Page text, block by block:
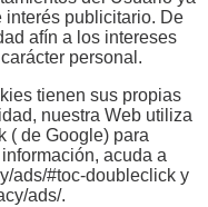
interés publicitario. De
afín a los intereses
personal.
tienen sus propias
nuestra Web utiliza
( de Google) para
acuda a
ads/#toc-doubleclick y
ads/.